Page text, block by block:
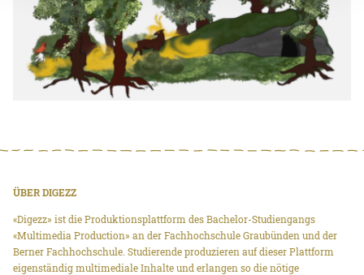
ÜBER DIGEZZ
«Digezz» ist die Produktionsplattform des Bachelor-Studiengangs
«Multimedia Production» an der Fachhochschule Graubünden und der
Berner Fachhochschule. Studierende produzieren auf dieser Plattform
eigenständig multimediale Inhalte und erlangen so die nötige